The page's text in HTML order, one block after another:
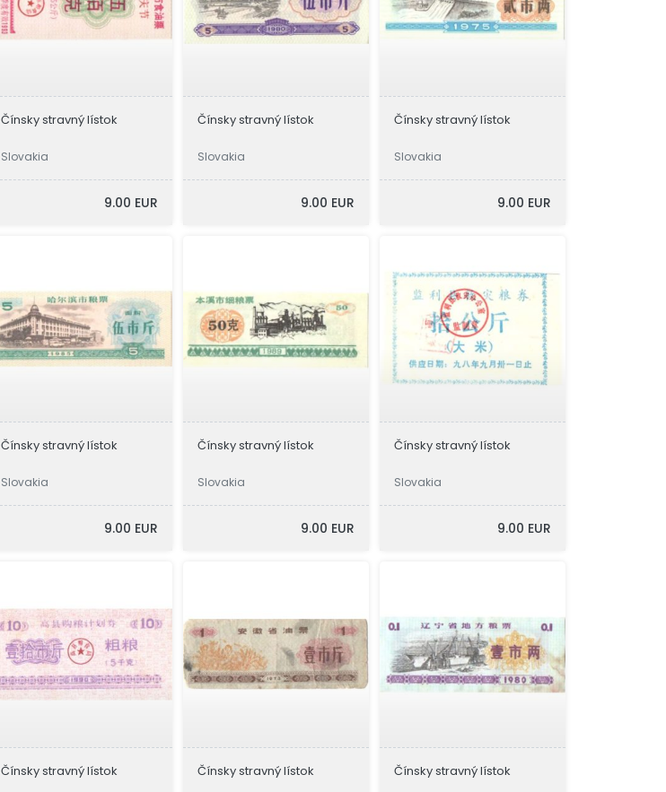
Čínsky stravný lístok
Slovakia
9.00 EUR
Čínsky stravný lístok
Slovakia
9.00 EUR
Čínsky stravný lístok
Slovakia
9.00 EUR
Čínsky stravný lístok
Slovakia
9.00 EUR
Čínsky stravný lístok
Slovakia
9.00 EUR
Čínsky stravný lístok
Slovakia
9.00 EUR
Čínsky stravný lístok Čínsky stravný lístok Čínsky stravný lístok